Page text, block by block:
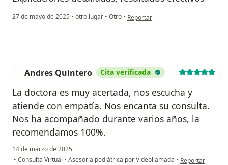
27 de mayo de 2025 • otro lugar • Otro • en opinión del usuario J. G
Reportar
Andres Quintero Cita verificada
La doctora es muy acertada, nos escucha y
atiende con empatía. Nos encanta su consulta.
Nos ha acompañado durante varios años, la
recomendamos 100%.
14 de marzo de 2025
• Consulta Virtual • Asesoría pediátrica por Videollamada • en opinión del
Reportar